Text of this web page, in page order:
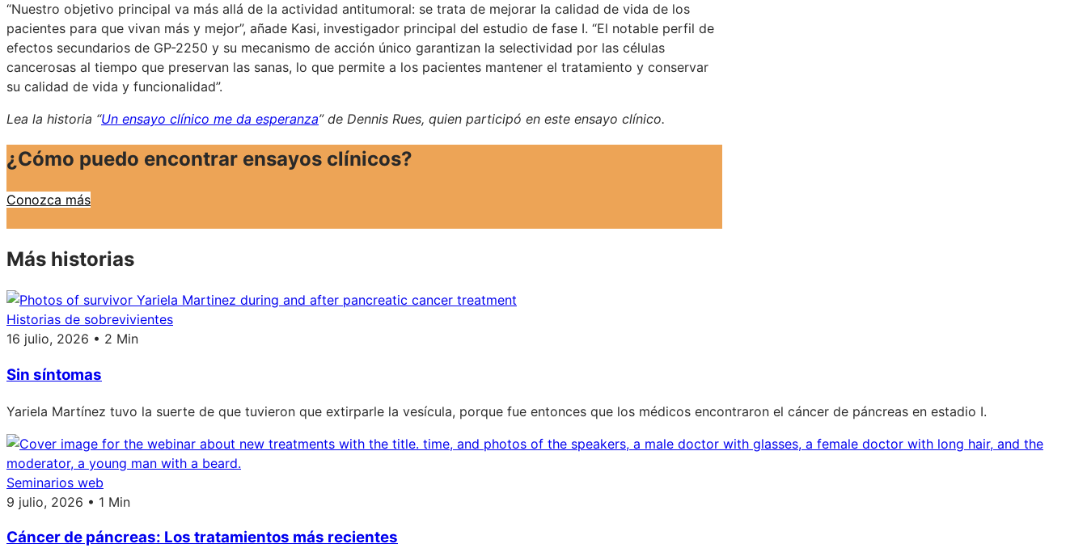
“Nuestro objetivo principal va más allá de la actividad antitumoral: se trata de mejorar la calidad de vida de los
pacientes para que vivan más y mejor”, añade Kasi, investigador principal del estudio de fase I. “El notable perfil de
efectos secundarios de GP-2250 y su mecanismo de acción único garantizan la selectividad por las células
cancerosas al tiempo que preservan las sanas, lo que permite a los pacientes mantener el tratamiento y conservar
su calidad de vida y funcionalidad”.
Lea la historia “Un ensayo clínico me da esperanza” de Dennis Rues, quien participó en este ensayo clínico.
¿Cómo puedo encontrar ensayos clínicos?
Conozca más
Más historias
Historias de sobrevivientes
16 julio, 2026 • 2 Min
Sin síntomas
Yariela Martínez tuvo la suerte de que tuvieron que extirparle la vesícula, porque fue entonces que los médicos encontraron el cáncer de páncreas en estadio I.
Seminarios web
9 julio, 2026 • 1 Min
Cáncer de páncreas: Los tratamientos más recientes